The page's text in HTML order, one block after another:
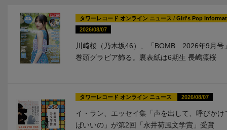
タワーレコード オンライン ニュース / Girl's Pop
2026/08/07
川﨑桜（乃木坂46）、「BOMB 2026年9月号
巻頭グラビア飾る。裏表紙は6期生 長嶋凛桜
タワーレコード オンライン ニュース 2026/08/07
イ・ラン、エッセイ集「声を出して、呼びかけ
ばいいの」が第2回「永井荷風文学賞」受賞